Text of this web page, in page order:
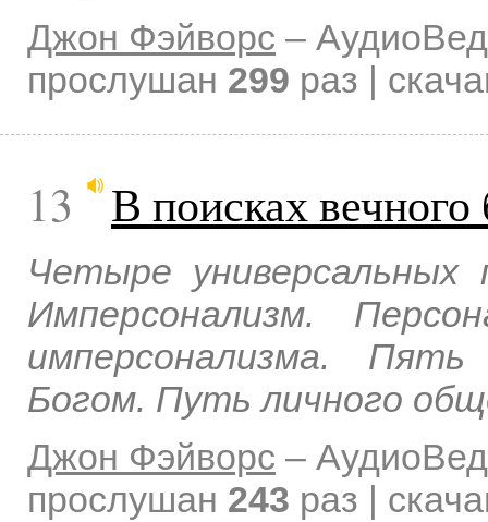
Джон Фэйворс –
прослушан 299 раз |
13 В поисках вечного
Четыре
Имперсонализм.
имперсонализма.
Богом. Путь личного
Джон Фэйворс –
прослушан 243 раз |